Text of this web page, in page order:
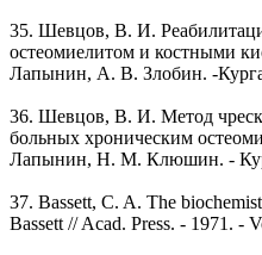
35. Шевцов, В. И.
остеомиелитом и костными
Лапынин, А. В. Злобин. -
36. Шевцов, В. И. Метод
больных хроническим
Лапынин, Н. М. Клюшин. -
37. Bassett, C. A. The
Bassett // Acad. Press. - 1971. -